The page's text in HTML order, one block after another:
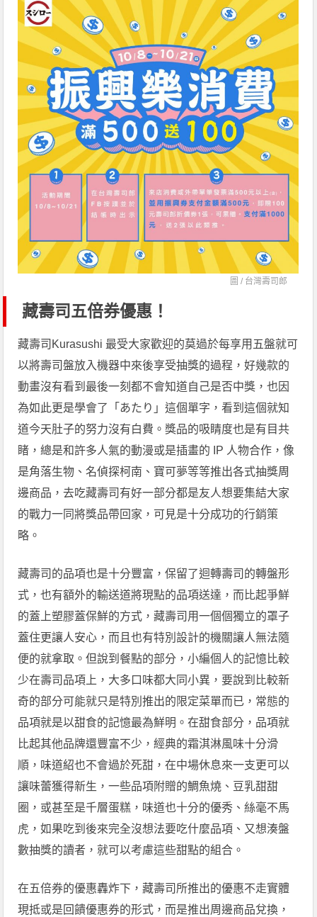
圖 / 台灣壽司郎
藏壽司五倍券優惠！
藏壽司Kurasushi 最受大家歡迎的莫過於每享用五盤就可
以將壽司盤放入機器中來後享受抽獎的過程，好幾款的
動畫沒有看到最後一刻都不會知道自己是否中獎，也因
為如此更是學會了「あたり」這個單字，看到這個就知
道今天肚子的努力沒有白費。獎品的吸睛度也是有目共
睹，總是和許多人氣的動漫或是插畫的 IP 人物合作，像
是角落生物、名偵探柯南、寶可夢等等推出各式抽獎周
邊商品，去吃藏壽司有好一部分都是友人想要集結大家
的戰力一同將獎品帶回家，可見是十分成功的行銷策
略。
藏壽司的品項也是十分豐富，保留了迴轉壽司的轉盤形
式，也有額外的輸送道將現點的品項送達，而比起爭鮮
的蓋上塑膠蓋保鮮的方式，藏壽司用一個個獨立的罩子
蓋住更讓人安心，而且也有特別設計的機關讓人無法隨
便的就拿取。但說到餐點的部分，小編個人的記憶比較
少在壽司品項上，大多口味都大同小異，要說到比較新
奇的部分可能就只是特別推出的限定菜單而已，常態的
品項就是以甜食的記憶最為鮮明。在甜食部分，品項就
比起其他品牌還豐富不少，經典的霜淇淋風味十分滑
順，味道紹也不會過於死甜，在中場休息來一支更可以
讓味蕾獲得新生，一些品項附贈的鯛魚燒、豆乳甜甜
圈，或甚至是千層蛋糕，味道也十分的優秀、絲毫不馬
虎，如果吃到後來完全沒想法要吃什麼品項、又想湊盤
數抽獎的讀者，就可以考慮這些甜點的組合。
在五倍券的優惠轟炸下，藏壽司所推出的優惠不走實體
現抵或是回饋優惠券的形式，而是推出周邊商品兌換，